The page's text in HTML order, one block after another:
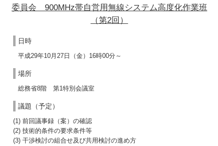
委員会 900MHz帯自営用無線システム高度化作業班
（第2回）
日時
平成29年10月27日（金）16時00分～
場所
総務省8階 第1特別会議室
議題（予定）
(1) 前回議事録（案）の確認
(2) 技術的条件の要求条件等
(3) 干渉検討の組合せ及び共用検討の進め方